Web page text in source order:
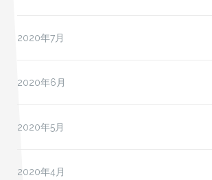
2020年7月
2020年6月
2020年5月
2020年4月